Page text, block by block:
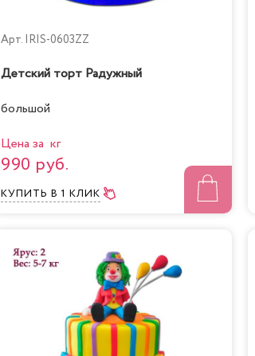
Арт. IRIS-0603ZZ
Детский торт Радужный
большой
Цена за кг
990 руб.
КУПИТЬ В 1 КЛИК